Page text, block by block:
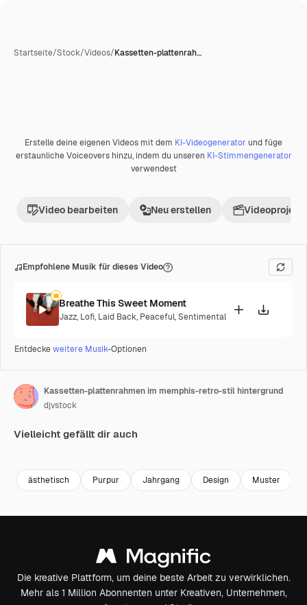
Startseite/Stock/Videos/Kassetten-plattenrah…
Premium
Erstelle deine eigenen Videos mit dem KI-Videogenerator und füge
erstaunliche Voiceovers hinzu, indem du unseren KI-Stimmengenerator
verwendest
Video bearbeiten Neu erstellen Videoprojekt
Empfohlene Musik für dieses Video
Breathe This Sweet Moment
Jazz, Lofi, Laid Back, Peaceful,Sentimental
Entdeckeweitere Musik-Optionen
Kassetten-plattenrahmen im memphis-retro-stil hintergrund
djvstock
Vielleicht gefällt dir auch
ästhetisch Purpur Jahrgang Design Muster
Die kreative Plattform, um deine beste Arbeit zu verwirklichen.
Mehr als 1 Million Abonnenten unter Kreativen, Unternehmen,